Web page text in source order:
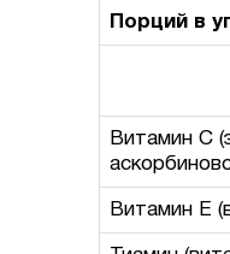
Порций в
Витамин C
Витамин E